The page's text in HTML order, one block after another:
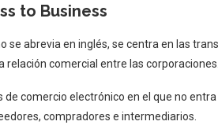
to Business
se abrevia en inglés, se centra en las
relación comercial entre las corporaciones.
de comercio electrónico en el que no
compradores e intermediarios.